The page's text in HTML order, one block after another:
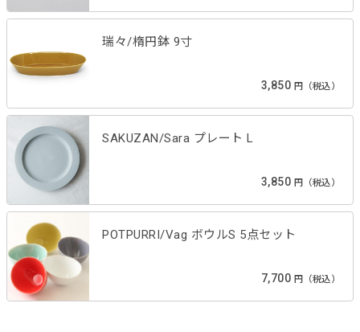
瑞々/楕円鉢 9寸
3,850 円（税込）
SAKUZAN/Sara プレート L
3,850 円（税込）
POTPURRI/Vag ボウルS 5点セット
7,700 円（税込）